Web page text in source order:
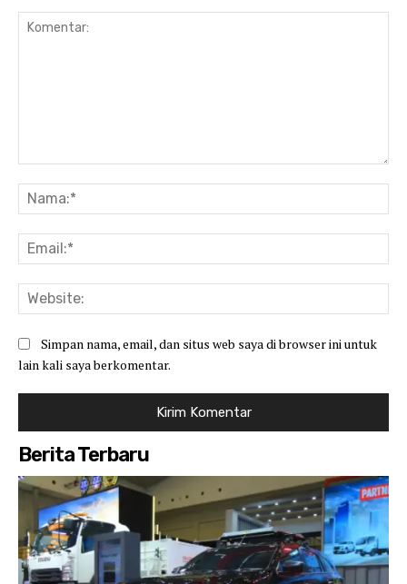
Simpan nama, email, dan situs web saya di browser ini untuk
lain kali saya berkomentar.
Berita Terbaru